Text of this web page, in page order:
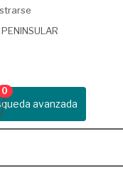
avanzada
0